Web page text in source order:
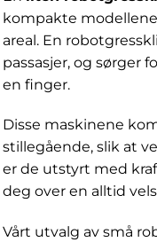
kompakte
areal. En
passasjer, og sørger
en finger.
Disse maskinene
stillegående, slik at
er de utstyrt med
deg over en alltid
Vårt utvalg av små